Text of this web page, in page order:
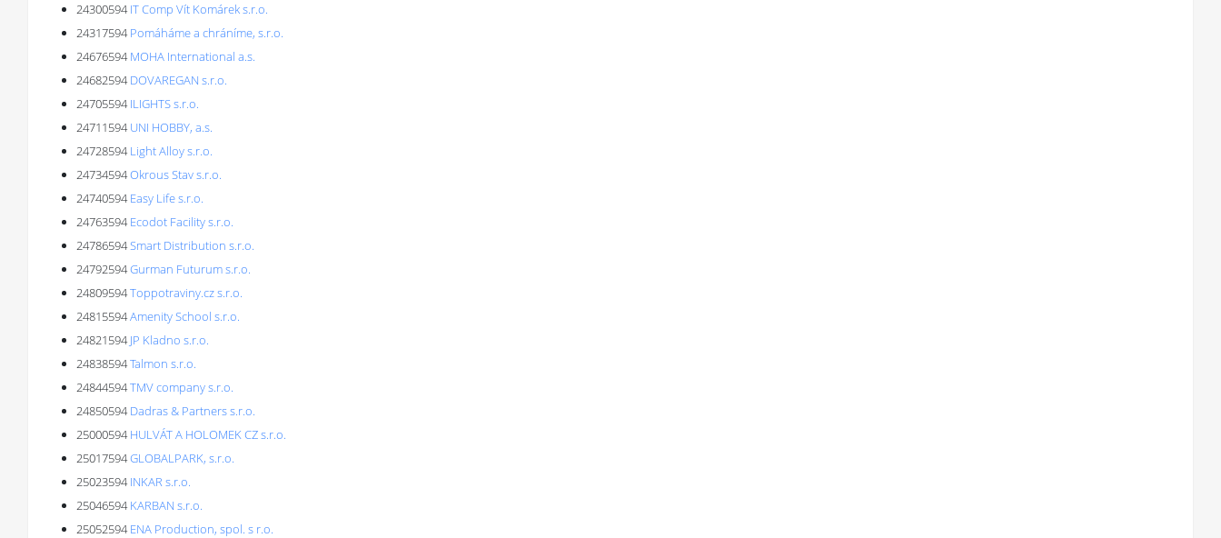
24300594 IT Comp Vít Komárek s.r.o.
24317594 Pomáháme a chráníme, s.r.o.
24676594 MOHA International a.s.
24682594 DOVAREGAN s.r.o.
24705594 ILIGHTS s.r.o.
24711594 UNI HOBBY, a.s.
24728594 Light Alloy s.r.o.
24734594Okrous Stav s.r.o.
24740594 Easy Life s.r.o.
24763594 Ecodot Facility s.r.o.
24786594Smart Distribution s.r.o.
24792594Gurman Futurum s.r.o.
24809594Toppotraviny.cz s.r.o.
24815594Amenity School s.r.o.
24821594 JP Kladno s.r.o.
24838594Talmon s.r.o.
24844594TMV company s.r.o.
24850594 Dadras & Partners s.r.o.
25000594 HULVÁT A HOLOMEK CZ s.r.o.
25017594GLOBALPARK, s.r.o.
25023594 INKAR s.r.o.
25046594 KARBAN s.r.o.
25052594 ENA Production, spol. s r.o.